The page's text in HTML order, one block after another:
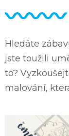
Hledáte
jste toužili
to?
malování,